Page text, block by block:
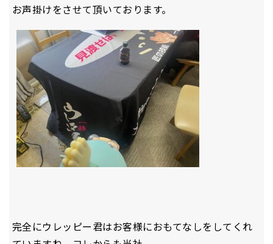
お声掛けをさせて頂いております。
完全にウレッピー君はお客様におもてなしをしてくれ